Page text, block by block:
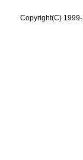
Copyright(C)